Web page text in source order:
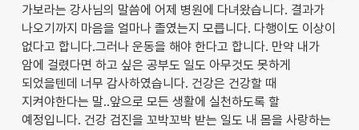
가보라는 강사님의 말씀에 어제 병원에 다녀왔습니다. 결과가
나오기까지 마음을 얼마나 졸였는지 모릅니다. 다행이도 이상이
없다고 합니다.그러나 운동을 해야 한다고 합니다. 만약 내가
암에 걸렸다면 하고 싶은 공부도 일도 아무것도 못하게
되었을텐데 너무 감사하였습니다. 건강은 건강할 때
지켜야한다는 말..앞으로 모든 생활에 실천하도록 할
예정입니다. 건강 검진을 꼬박꼬박 받는 일도 내 몸을 사랑하는